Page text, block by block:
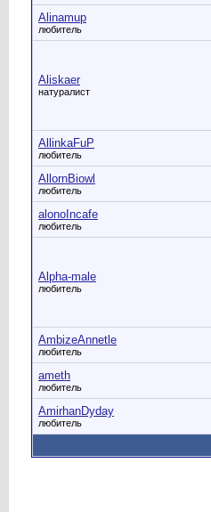
Alinamup
любитель
Aliskaer
натуралист
AllinkaFuP
любитель
AllornBiowl
любитель
alonoIncafe
любитель
Alpha-male
любитель
AmbizeAnnetle
любитель
ameth
любитель
AmirhanDyday
любитель